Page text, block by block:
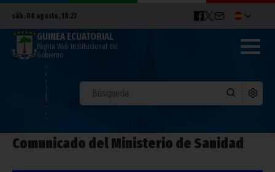
sáb. 08 agosto, 18:23
GUINEA ECUATORIAL
Página Web Institucional del
Gobierno
Comunicado del Ministerio de Sanidad